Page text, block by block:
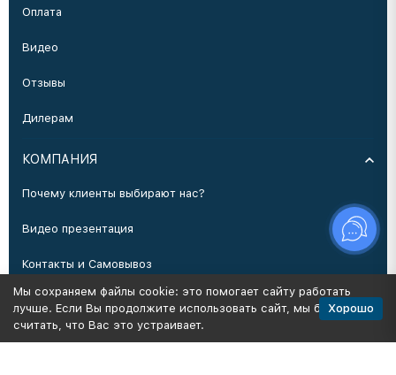
Оплата
Видео
Отзывы
Дилерам
КОМПАНИЯ
Почему клиенты выбирают нас?
Видео презентация
Контакты и Самовывоз
Производство
Мы сохраняем файлы cookie: это помогает сайту работать
лучше. Если Вы продолжите использовать сайт, мы будем
считать, что Вас это устраивает.
Хорошо